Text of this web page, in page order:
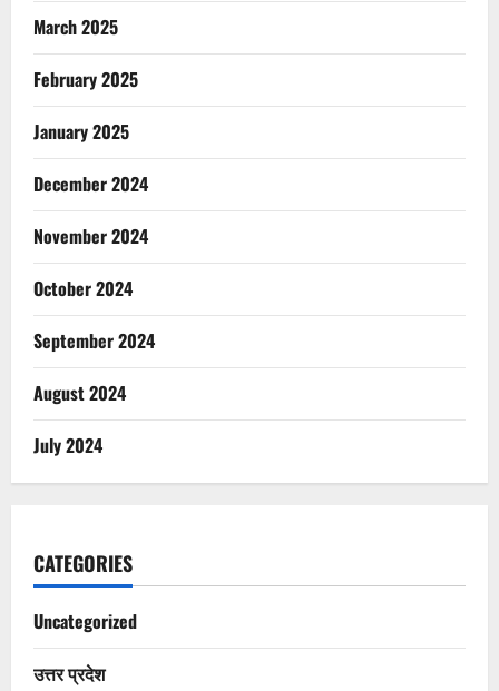
March 2025
February 2025
January 2025
December 2024
November 2024
October 2024
September 2024
August 2024
July 2024
CATEGORIES
Uncategorized
उत्तर प्रदेश